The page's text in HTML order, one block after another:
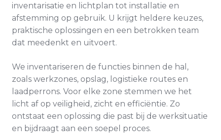
inventarisatie en lichtplan tot installatie en
afstemming op gebruik. U krijgt heldere keuzes,
praktische oplossingen en een betrokken team
dat meedenkt en uitvoert.
We inventariseren de functies binnen de hal,
zoals werkzones, opslag, logistieke routes en
laadperrons. Voor elke zone stemmen we het
licht af op veiligheid, zicht en efficiëntie. Zo
ontstaat een oplossing die past bij de werksituatie
en bijdraagt aan een soepel proces.